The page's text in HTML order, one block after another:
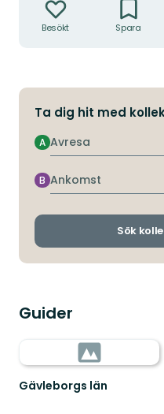
Besökt Spara
Ta dig hit med
Avresa
A
Ankomst
B
Sök
Guider
Gävleborgs län